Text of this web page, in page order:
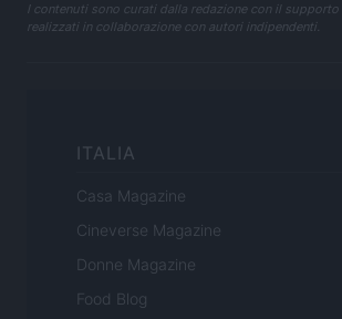
I contenuti sono curati dalla redazione con il
realizzati in collaborazione con autori indipendenti.
ITALIA
Casa Magazine
Cineverse Magazine
Donne Magazine
Food Blog